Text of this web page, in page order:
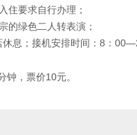
住要求自行办理；
的绿色二人转表演；
息；接机安排时间： 8 ： 00—
钟，票价10元。